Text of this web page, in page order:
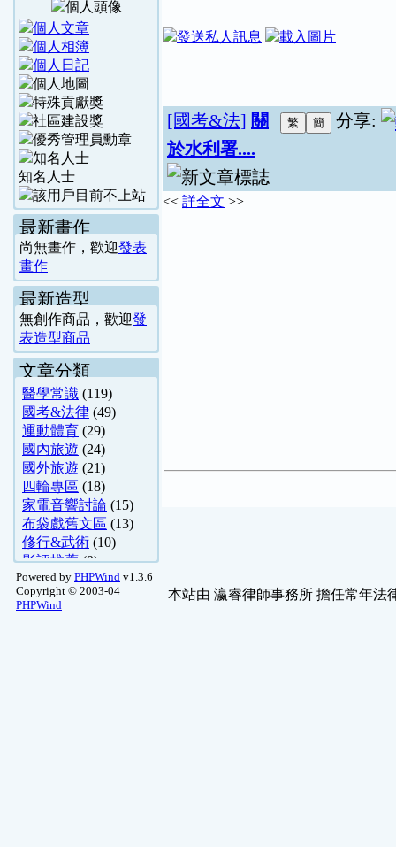
知名人士
最新畫作
尚無畫作，歡迎發表
畫作
最新造型
無創作商品，歡迎發
表造型商品
文章分類
醫學常識 (119)
國考&法律 (49)
運動體育 (29)
國內旅遊 (24)
國外旅遊 (21)
四輪專區 (18)
家電音響討論 (15)
布袋戲舊文區 (13)
修行&武術 (10)
影評推薦(9)
四柱八字(8)
生活便利通-舊 ..
分享:
[國考&法] 關
於水利署....
<< 詳全文 >>
Powered by PHPWind v1.3.6
Copyright © 2003-04
PHPWind
本站由 瀛睿律師事務所 擔任常年法